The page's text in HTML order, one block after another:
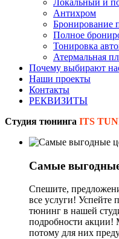
Локальный и
Антихром
Бронирование
Полное
Тонировка
Атермальная
Почему выбирают
Наши проекты
Контакты
РЕКВИЗИТЫ
Студия тюнинга ITS
Самые выгодные
Спешите,
все услуги! Успейте
тюнинг в нашей
подробности акции!
потому для них